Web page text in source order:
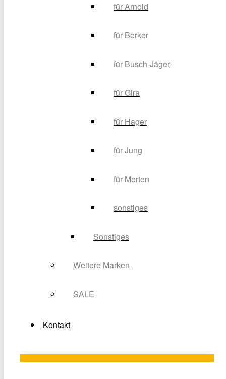
für Arnold
für Berker
für Busch-Jäger
für Gira
für Hager
für Jung
für Merten
sonstiges
Sonstiges
Weitere Marken
SALE
Kontakt